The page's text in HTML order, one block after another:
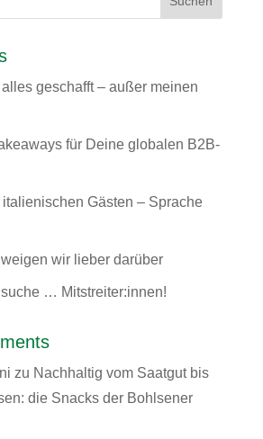
geschafft – außer meinen
für Deine globalen B2B-
Gästen – Sprache
wir lieber darüber
suche … Mitstreiter:innen!
zu Nachhaltig vom Saatgut bis
die Snacks der Bohlsener